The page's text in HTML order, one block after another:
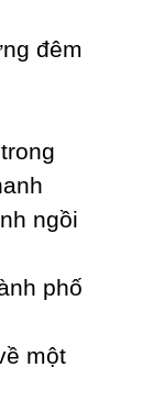
đêm
ngồi
phố
một